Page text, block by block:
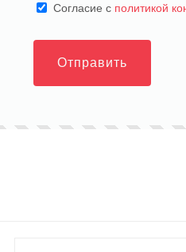
Cогласие с политикой
Отправить